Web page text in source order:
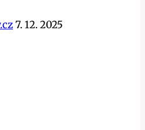
7. 12. 2025